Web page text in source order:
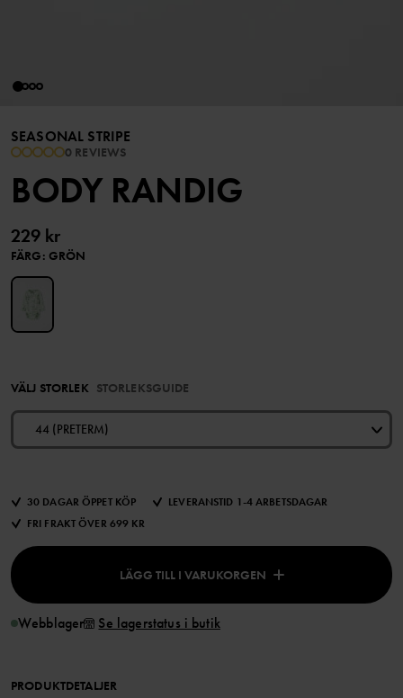
SEASONAL STRIPE
0 REVIEWS
BODY RANDIG
229 kr
FÄRG: GRÖN
VÄLJ STORLEK STORLEKSGUIDE
44 (PRETERM)
30 DAGAR ÖPPET KÖP
LEVERANSTID 1-4 ARBETSDAGAR
FRI FRAKT ÖVER 699 KR
LÄGG TILL I VARUKORGEN
Webblager Se lagerstatus i butik
PRODUKTDETALJER